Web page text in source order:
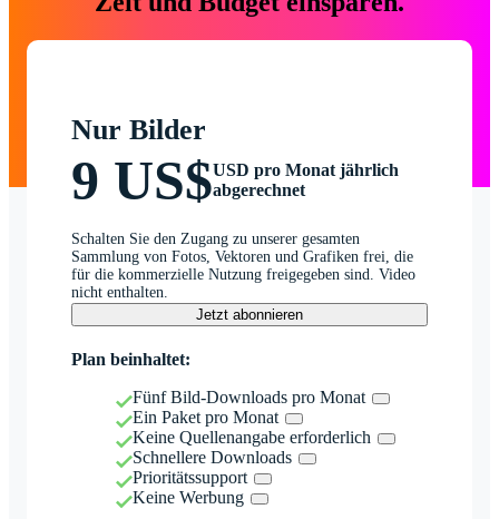
Nur Bilder
9 US$USD pro Monat jährlich
abgerechnet
Schalten Sie den Zugang zu unserer gesamten
Sammlung von Fotos, Vektoren und Grafiken frei, die
für die kommerzielle Nutzung freigegeben sind. Video
nicht enthalten.
Jetzt abonnieren
Plan beinhaltet:
Fünf Bild-Downloads pro Monat
Ein Paket pro Monat
Keine Quellenangabe erforderlich
Schnellere Downloads
Prioritätssupport
Keine Werbung